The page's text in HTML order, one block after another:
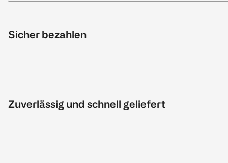
Sicher bezahlen
Zuverlässig und schnell geliefert